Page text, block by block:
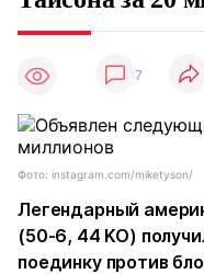
7
Фото: instagram.com/miketyson/
Легендарный
(50-6, 44 KO)
поединку против